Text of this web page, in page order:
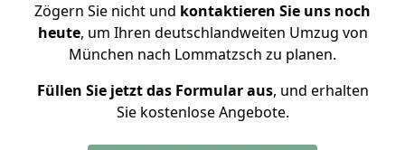
Zögern Sie nicht und kontaktieren Sie uns noch
heute, um Ihren deutschlandweiten Umzug von
München nach Lommatzsch zu planen.
Füllen Sie jetzt das Formular aus, und erhalten
Sie kostenlose Angebote.